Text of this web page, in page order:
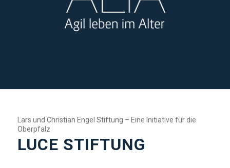
Lars und Christian Engel Stiftung – Eine Initiative für die
Oberpfalz
LUCE STIFTUNG